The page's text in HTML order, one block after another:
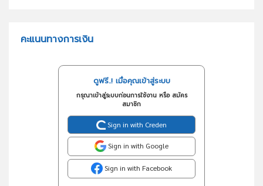
คะแนนทางการเงิน
ดูฟรี..! เมื่อคุณเข้าสู่ระบบ
กรุณาเข้าสู่ระบบก่อนการใช้งาน หรือ สมัคร
สมาชิก
Sign in with Creden
Sign in with Google
Sign in with Facebook